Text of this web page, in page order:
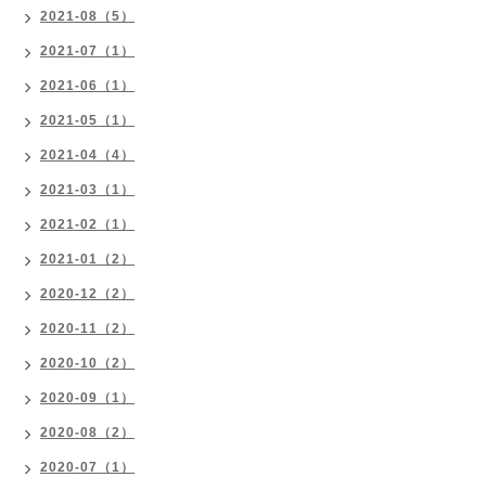
2021-08（5）
2021-07（1）
2021-06（1）
2021-05（1）
2021-04（4）
2021-03（1）
2021-02（1）
2021-01（2）
2020-12（2）
2020-11（2）
2020-10（2）
2020-09（1）
2020-08（2）
2020-07（1）